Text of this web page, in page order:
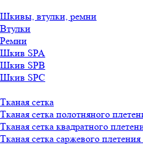
Шкивы, втулки, ремни
Втулки
Ремни
Шкив SPA
Шкив SPB
Шкив SPC
Тканая сетка
Тканая сетка полотняного
Тканая сетка квадратного
Тканая сетка саржевого